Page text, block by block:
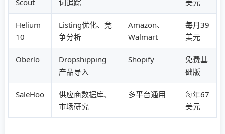
Helium
10
Listing优化、竞
争分析
Amazon、
Walmart
每月39
美元
Oberlo
Dropshipping
产品导入
Shopify
免费基
础版
SaleHoo
供应商数据库、
市场研究
多平台通用
每年67
美元